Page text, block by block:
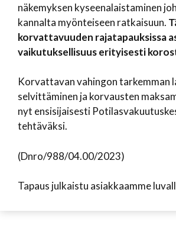
näkemyksen kyseenalaistaminen
kannalta myönteiseen ratkaisuun.
korvattavuuden rajatapauksissa
vaikutuksellisuus erityisesti
Korvattavan vahingon tarkemman
selvittäminen ja korvausten
nyt ensisijaisesti
tehtäväksi.
(Dnro/988/04.00/2023)
Tapaus julkaistu asiakkaamme